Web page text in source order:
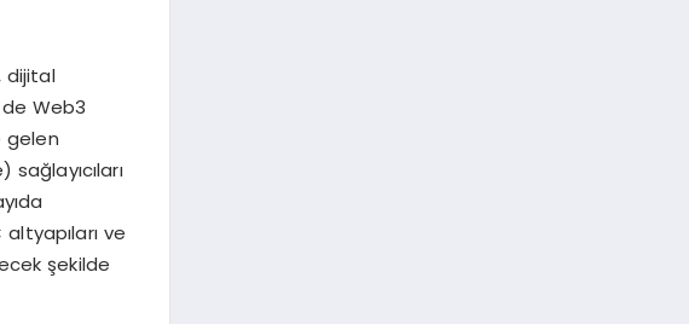
dijital
Web3
gelen
ve
şekilde